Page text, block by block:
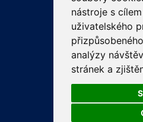
nástroje s
uživatelského
analýzy
stránek a
PRO
PRO